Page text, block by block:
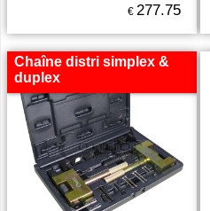
€ 277.75
Chaîne distri simplex &
duplex